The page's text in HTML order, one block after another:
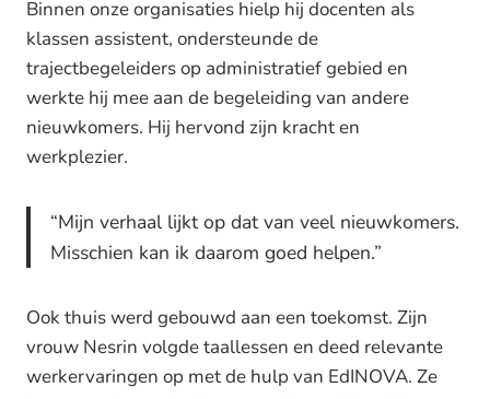
Binnen onze organisaties hielp hij docenten als
klassen assistent, ondersteunde de
trajectbegeleiders op administratief gebied en
werkte hij mee aan de begeleiding van andere
nieuwkomers. Hij hervond zijn kracht en
werkplezier.
“Mijn verhaal lijkt op dat van veel nieuwkomers.
Misschien kan ik daarom goed helpen.”
Ook thuis werd gebouwd aan een toekomst. Zijn
vrouw Nesrin volgde taallessen en deed relevante
werkervaringen op met de hulp van EdINOVA. Ze